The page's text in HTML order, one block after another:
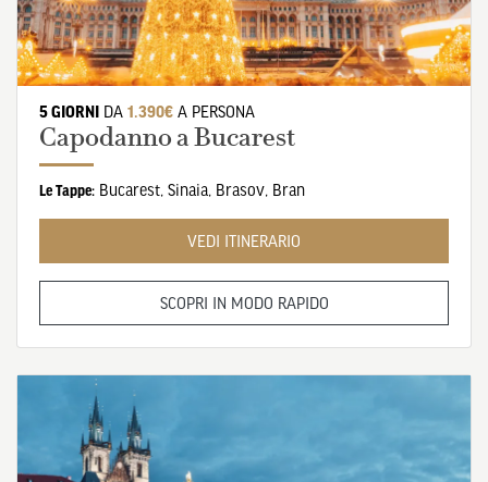
5 GIORNI DA 1.390€ A PERSONA
Capodanno a Bucarest
Le Tappe: Bucarest, Sinaia, Brasov, Bran
VEDI ITINERARIO
SCOPRI IN MODO RAPIDO